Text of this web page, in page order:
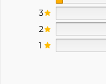
3
2
1